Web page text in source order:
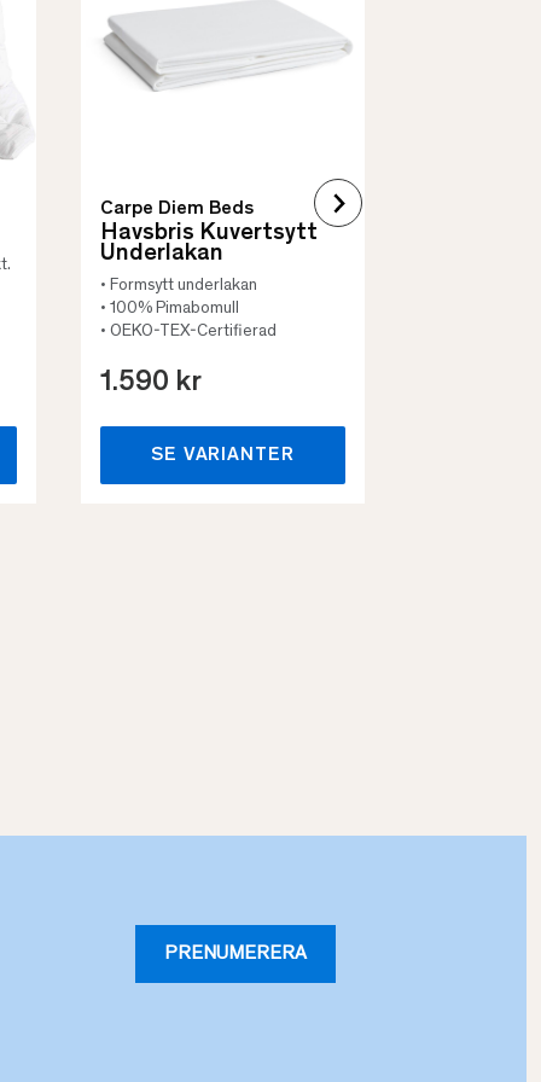
Carpe Diem Beds
Havsbris Kuvertsytt
Underlakan
• Formsytt underlakan
• 100% Pimabomull
• OEKO-TEX-Certifierad
1.590 kr
SE VARIANTER
PRENUMERERA